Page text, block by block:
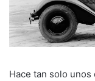
Hace tan solo